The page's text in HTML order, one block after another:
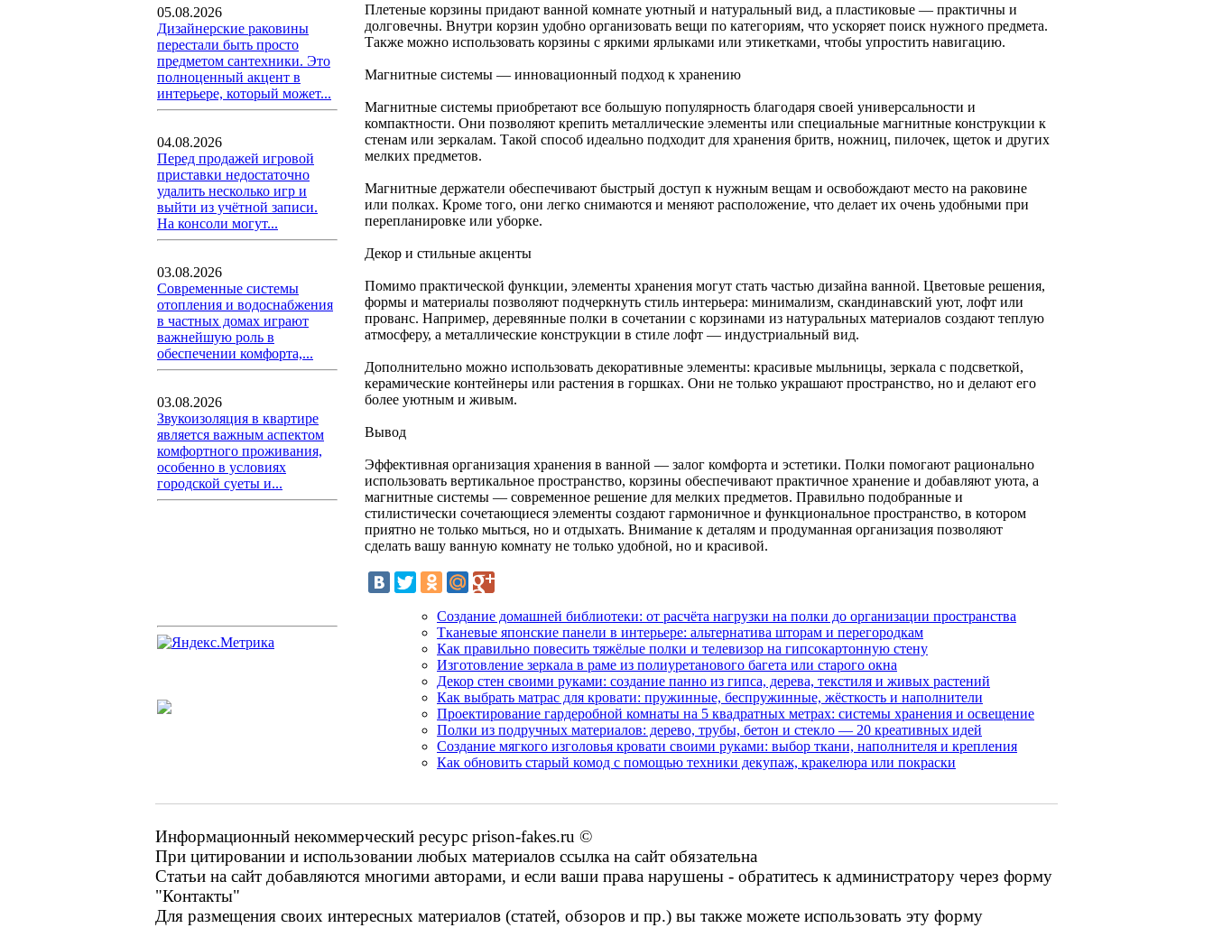
05.08.2026
Дизайнерские раковины
перестали быть просто
предметом сантехники. Это
полноценный акцент в
интерьере, который может...
04.08.2026
Перед продажей игровой
приставки недостаточно
удалить несколько игр и
выйти из учётной записи.
На консоли могут...
03.08.2026
Современные системы
отопления и водоснабжения
в частных домах играют
важнейшую роль в
обеспечении комфорта,...
03.08.2026
Звукоизоляция в квартире
является важным аспектом
комфортного проживания,
особенно в условиях
городской суеты и...
Плетеные корзины придают ванной комнате уютный и натуральный вид, а пластиковые — практичны и
долговечны. Внутри корзин удобно организовать вещи по категориям, что ускоряет поиск нужного предмета.
Также можно использовать корзины с яркими ярлыками или этикетками, чтобы упростить навигацию.
Магнитные системы — инновационный подход к хранению
Магнитные системы приобретают все большую популярность благодаря своей универсальности и
компактности. Они позволяют крепить металлические элементы или специальные магнитные конструкции к
стенам или зеркалам. Такой способ идеально подходит для хранения бритв, ножниц, пилочек, щеток и других
мелких предметов.
Магнитные держатели обеспечивают быстрый доступ к нужным вещам и освобождают место на раковине
или полках. Кроме того, они легко снимаются и меняют расположение, что делает их очень удобными при
перепланировке или уборке.
Декор и стильные акценты
Помимо практической функции, элементы хранения могут стать частью дизайна ванной. Цветовые решения,
формы и материалы позволяют подчеркнуть стиль интерьера: минимализм, скандинавский уют, лофт или
прованс. Например, деревянные полки в сочетании с корзинами из натуральных материалов создают теплую
атмосферу, а металлические конструкции в стиле лофт — индустриальный вид.
Дополнительно можно использовать декоративные элементы: красивые мыльницы, зеркала с подсветкой,
керамические контейнеры или растения в горшках. Они не только украшают пространство, но и делают его
более уютным и живым.
Вывод
Эффективная организация хранения в ванной — залог комфорта и эстетики. Полки помогают рационально
использовать вертикальное пространство, корзины обеспечивают практичное хранение и добавляют уюта, а
магнитные системы — современное решение для мелких предметов. Правильно подобранные и
стилистически сочетающиеся элементы создают гармоничное и функциональное пространство, в котором
приятно не только мыться, но и отдыхать. Внимание к деталям и продуманная организация позволяют
сделать вашу ванную комнату не только удобной, но и красивой.
Создание домашней библиотеки: от расчёта нагрузки на полки до организации пространства
Тканевые японские панели в интерьере: альтернатива шторам и перегородкам
Как правильно повесить тяжёлые полки и телевизор на гипсокартонную стену
Изготовление зеркала в раме из полиуретанового багета или старого окна
Декор стен своими руками: создание панно из гипса, дерева, текстиля и живых растений
Как выбрать матрас для кровати: пружинные, беспружинные, жёсткость и наполнители
Проектирование гардеробной комнаты на 5 квадратных метрах: системы хранения и освещение
Полки из подручных материалов: дерево, трубы, бетон и стекло — 20 креативных идей
Создание мягкого изголовья кровати своими руками: выбор ткани, наполнителя и крепления
Как обновить старый комод с помощью техники декупаж, кракелюра или покраски
Информационный некоммерческий ресурс prison-fakes.ru ©
При цитировании и использовании любых материалов ссылка на сайт обязательна
Статьи на сайт добавляются многими авторами, и если ваши права нарушены - обратитесь к администратору через форму
"Контакты"
Для размещения своих интересных материалов (статей, обзоров и пр.) вы также можете использовать эту форму